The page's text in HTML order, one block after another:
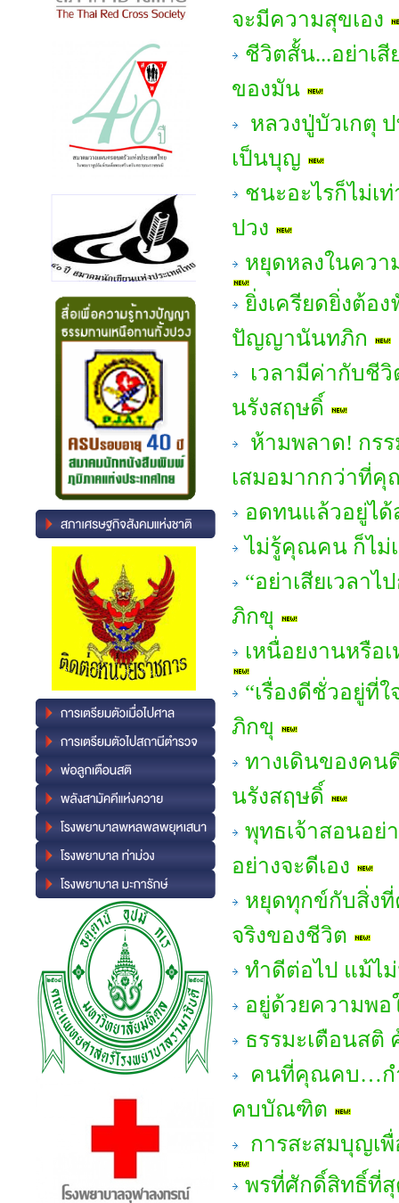
จะมีความสุขเอง
ชีวิตสั้น...อย่าเ
ของมัน
หลวงปู่บัวเกตุ
เป็นบุญ
ชนะอะไรก็ไม่เ
ปวง
หยุดหลงในควา
ยิ่งเครียดยิ่งต้อ
ปัญญานันทภิก
เวลามีค่ากับชี
นรังสฤษดิ์
ห้ามพลาด! กร
เสมอมากกว่าที่
อดทนแล้วอยู่ไ
ไม่รู้คุณคน ก็ไม่
“อย่าเสียเวลา
ภิกขุ
เหนื่อยงานหรือ
“เรื่องดีชั่วอยู่ที่
ภิกขุ
ทางเดินของค
นรังสฤษดิ์
พุทธเจ้าสอนอย่
อย่างจะดีเอง
หยุดทุกข์กับสิ่งที่
จริงของชีวิต
ทำดีต่อไป แม้ไ
อยู่ด้วยความพ
ธรรมะเตือนส
คนที่คุณคบ…กำ
คบบัณฑิต
การสะสมบุญเ
พรที่ศักดิ์สิทธิ์ที่สุ